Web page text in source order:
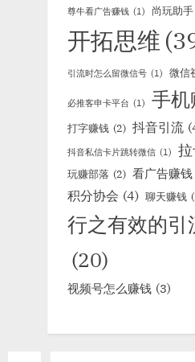
尊牛看广告赚钱 (1) 尚玩助手
开拓思维
引流时怎么留微信号 (1) 微信
必推客申卡平台 (1) 手
打字赚钱 (2) 抖音引流
抖音私信卡片跳转微信 (1)
玩赚部落 (2) 看广告赚钱
积分协会 (4) 聊天赚钱
行之有效的引
(20)
视频号怎么赚钱 (3)